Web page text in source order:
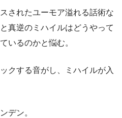
されたユーモア溢れる話術な
真逆のミハイルはどうやって
いるのかと悩む。
クする音がし、ミハイルが入
デン。